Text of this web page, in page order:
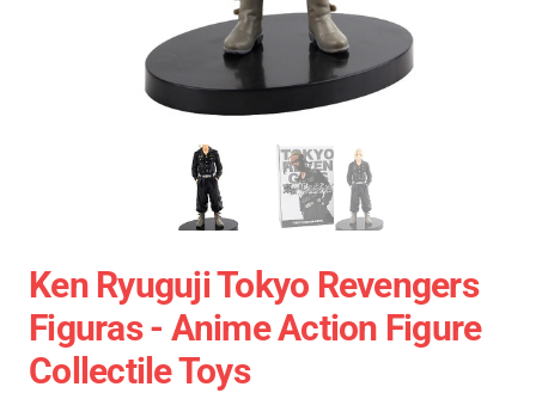
Ken Ryuguji Tokyo Revengers
Figuras - Anime Action Figure
Collectile Toys